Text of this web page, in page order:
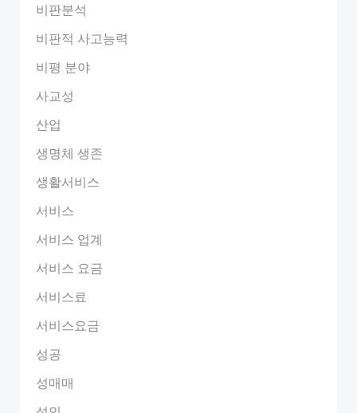
비판분석
비판적 사고능력
비평 분야
사교성
산업
생명체 생존
생활서비스
서비스
서비스 업계
서비스 요금
서비스료
서비스요금
성공
성매매